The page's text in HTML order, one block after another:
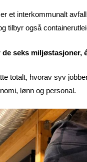
et interkommunalt
tilbyr også
seks miljøstasjoner,
totalt, hvorav syv
lønn og personal.